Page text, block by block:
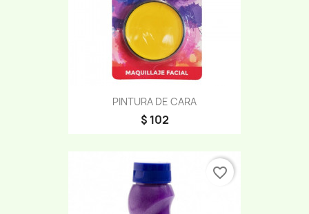
PINTURA DE CARA
$ 102
favorite_border